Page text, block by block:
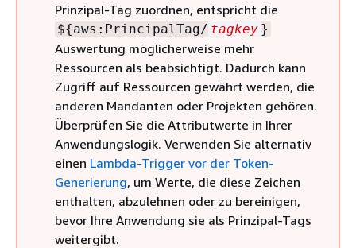
Prinzipal-Tag zuordnen, entspricht die
${aws:PrincipalTag/ tagkey }
Auswertung möglicherweise mehr
Ressourcen als beabsichtigt. Dadurch kann
Zugriff auf Ressourcen gewährt werden, die
anderen Mandanten oder Projekten gehören.
Überprüfen Sie die Attributwerte in Ihrer
Anwendungslogik. Verwenden Sie alternativ
einen Lambda-Trigger vor der Token-
Generierung, um Werte, die diese Zeichen
enthalten, abzulehnen oder zu bereinigen,
bevor Ihre Anwendung sie als Prinzipal-Tags
weitergibt.